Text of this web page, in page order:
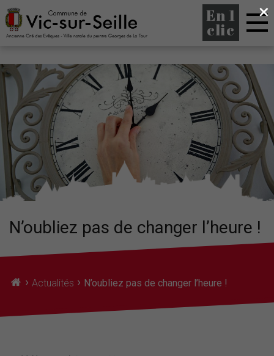
En 1
clic
N’oubliez pas de changer l’heure !
› Actualités › N’oubliez pas de changer l’heure !
×